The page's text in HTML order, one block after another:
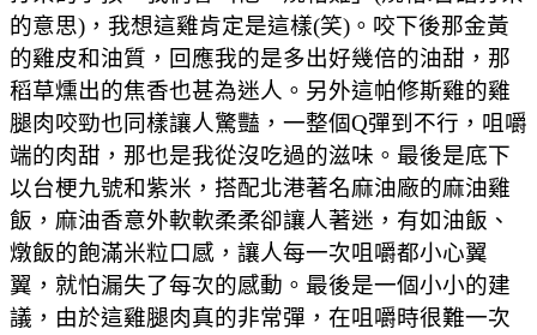
的意思)，我想這雞肯定是這樣(笑)。 咬下後那金黃
的雞皮和油質，回應我的是多出好幾倍的油甜，那
稻草燻出的焦香也甚為迷人。另外這帕修斯雞的雞
腿肉咬勁也同樣讓人驚豔，一整個Q彈到不行，咀嚼
端的肉甜，那也是我從沒吃過的滋味。最後是底下
以台梗九號和紫米，搭配北港著名麻油廠的麻油雞
飯，麻油香意外軟軟柔柔卻讓人著迷，有如油飯、
燉飯的飽滿米粒口感，讓人每一次咀嚼都小心翼
翼，就怕漏失了每次的感動。最後是一個小小的建
議，由於這雞腿肉真的非常彈，在咀嚼時很難一次